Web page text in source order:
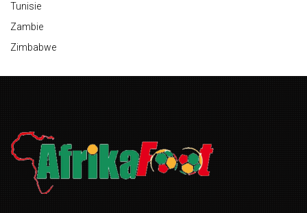
Tunisie
Zambie
Zimbabwe